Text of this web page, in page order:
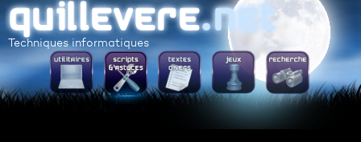
Techniques informatiques